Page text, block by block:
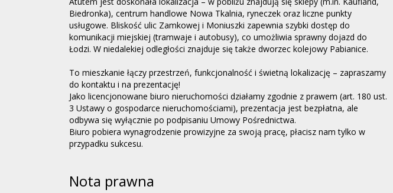
Biedronka), centrum handlowe Nowa Tkalnia, ryneczek oraz liczne punkty
usługowe. Bliskość ulic Zamkowej i Moniuszki zapewnia szybki dostęp do
komunikacji miejskiej (tramwaje i autobusy), co umożliwia sprawny dojazd do
Łodzi. W niedalekiej odległości znajduje się także dworzec kolejowy Pabianice.
To mieszkanie łączy przestrzeń, funkcjonalność i świetną lokalizację – zapraszamy
do kontaktu i na prezentację!
Jako licencjonowane biuro nieruchomości działamy zgodnie z prawem (art. 180 ust.
3 Ustawy o gospodarce nieruchomościami), prezentacja jest bezpłatna, ale
odbywa się wyłącznie po podpisaniu Umowy Pośrednictwa.
Biuro pobiera wynagrodzenie prowizyjne za swoją pracę, płacisz nam tylko w
przypadku sukcesu.
Nota prawna